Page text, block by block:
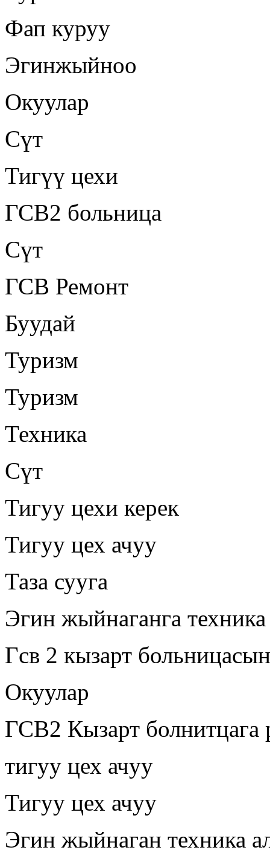
Фап куруу
Эгинжыйноо
Окуулар
Сүт
Тигүү цехи
ГСВ2 больница
Сүт
ГСВ Ремонт
Буудай
Туризм
Туризм
Техника
Сүт
Тигуу цехи керек
Тигуу цех ачуу
Таза сууга
Эгин жыйнаганга техника
Гсв 2 кызарт
Окуулар
ГСВ2 Кызарт болнитцага
тигуу цех ачуу
Тигуу цех ачуу
Эгин жыйнаган техника